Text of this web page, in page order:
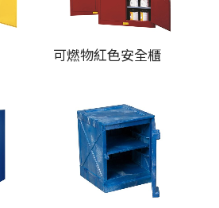
可燃物紅色安全櫃